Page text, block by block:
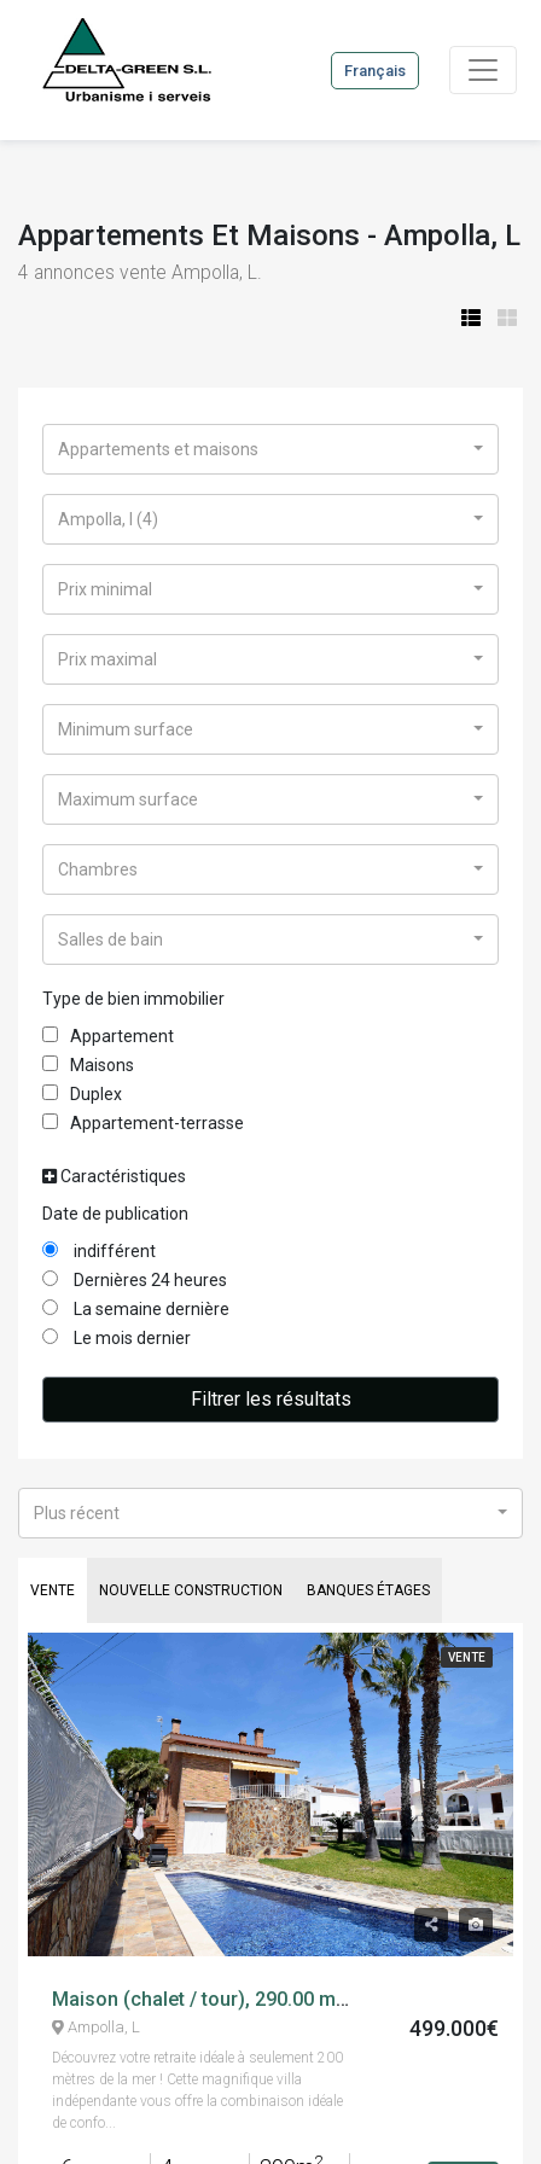
Français
Appartements Et Maisons - Ampolla, L
4 annonces vente Ampolla, L.
Appartements et maisons
Ampolla, l (4)
Prix minimal
Prix maximal
Minimum surface
Maximum surface
Chambres
Salles de bain
Type de bien immobilier
Appartement
Maisons
Duplex
Appartement-terrasse
Caractéristiques
Date de publication
indifférent
Dernières 24 heures
La semaine dernière
Le mois dernier
Filtrer les résultats
VENTE NOUVELLE CONSTRUCTION BANQUES ÉTAGES
Plus récent
VENTE
Maison (chalet / tour), 290.00 m², 6 chambres, calle mar baltica, 2
Ampolla, L
Découvrez votre retraite idéale à seulement 200
mètres de la mer ! Cette magnifique villa
indépendante vous offre la combinaison idéale
de confo...
499.000€